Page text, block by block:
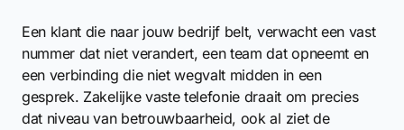
Een klant die naar jouw bedrijf belt, verwacht een vast
nummer dat niet verandert, een team dat opneemt en
een verbinding die niet wegvalt midden in een
gesprek. Zakelijke vaste telefonie draait om precies
dat niveau van betrouwbaarheid, ook al ziet de